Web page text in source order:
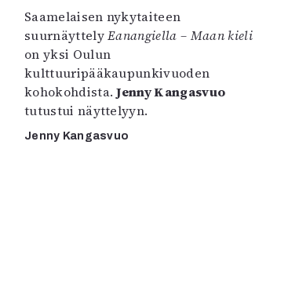
Saamelaisen nykytaiteen
suurnäyttelyEanangiella – Maan kieli
on yksi Oulun
kulttuuripääkaupunkivuoden
kohokohdista.Jenny Kangasvuo
tutustui näyttelyyn.
Jenny Kangasvuo